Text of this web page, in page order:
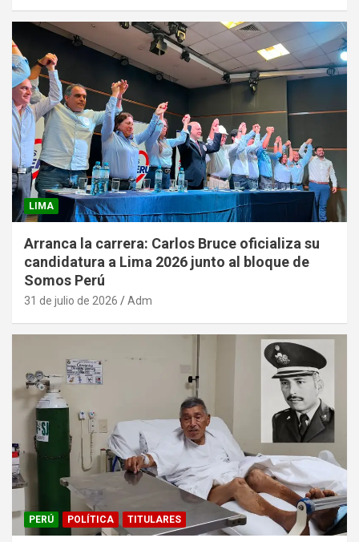
LIMA
Arranca la carrera: Carlos Bruce oficializa su
candidatura a Lima 2026 junto al bloque de
Somos Perú
31 de julio de 2026 Adm
PERÚ POLÍTICA TITULARES